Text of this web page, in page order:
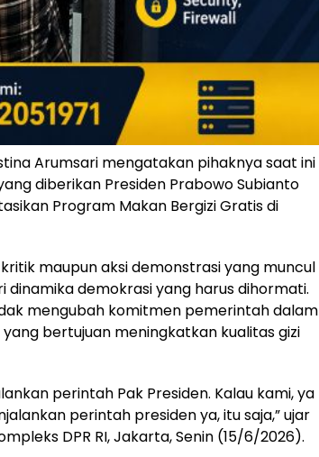
Arumsari mengatakan pihaknya saat ini
diberikan Presiden Prabowo Subianto
Program Makan Bergizi Gratis di
maupun aksi demonstrasi yang muncul
dinamika demokrasi yang harus dihormati.
mengubah komitmen pemerintah dalam
bertujuan meningkatkan kualitas gizi
perintah Pak Presiden. Kalau kami, ya
perintah presiden ya, itu saja,” ujar
DPR RI, Jakarta, Senin (15/6/2026).